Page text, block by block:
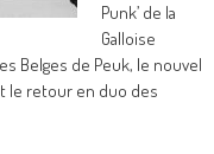
Punk’ de la
Galloise
Belges de Peuk, le nouvel
le retour en duo des